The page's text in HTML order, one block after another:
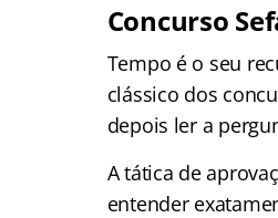
Concurso
Tempo é o seu
clássico dos
depois ler a
A tática de
entender